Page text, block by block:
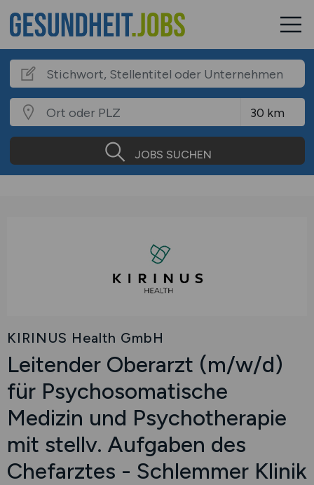
JOBS SUCHEN
KIRINUS Health GmbH
Leitender Oberarzt (m/w/d)
für Psychosomatische
Medizin und Psychotherapie
mit stellv. Aufgaben des
Chefarztes - Schlemmer Klinik